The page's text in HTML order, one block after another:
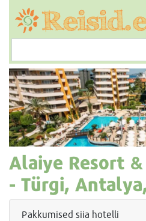
Alaiye Resort
- Türgi,
Pakkumised siia hotelli